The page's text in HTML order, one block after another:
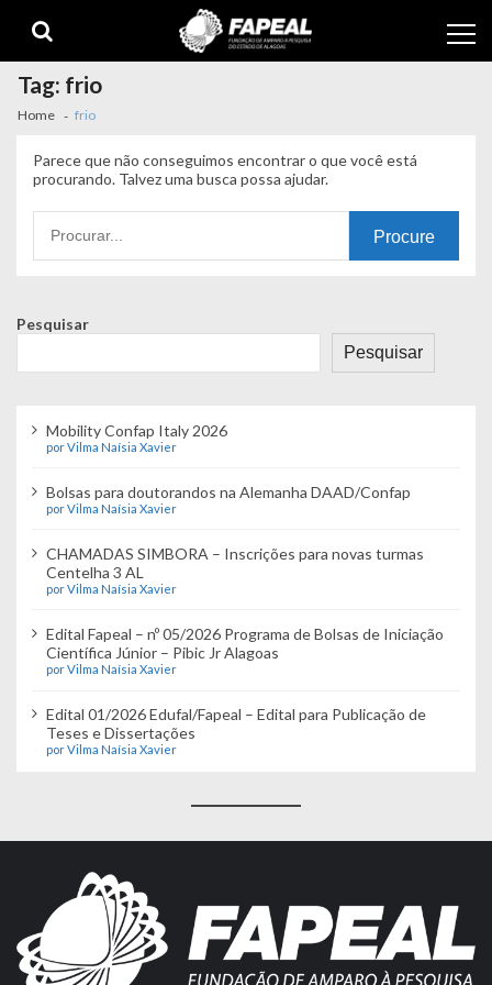
navigation
content
Tag: frio
Home frio
Parece que não conseguimos encontrar o que você está
procurando. Talvez uma busca possa ajudar.
por:
Pesquisar
Pesquisar
Mobility Confap Italy 2026
por Vilma Naísia Xavier
Bolsas para doutorandos na Alemanha DAAD/Confap
por Vilma Naísia Xavier
CHAMADAS SIMBORA – Inscrições para novas turmas
Centelha 3 AL
por Vilma Naísia Xavier
Edital Fapeal – nº 05/2026 Programa de Bolsas de Iniciação
Científica Júnior – Pibic Jr Alagoas
por Vilma Naísia Xavier
Edital 01/2026 Edufal/Fapeal – Edital para Publicação de
Teses e Dissertações
por Vilma Naísia Xavier